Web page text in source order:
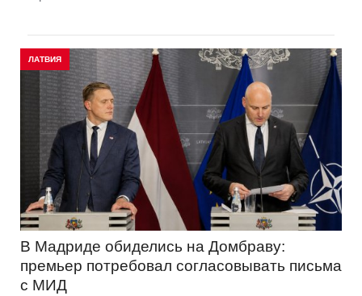
ЛАТВИЯ
В Мадриде обиделись на Домбраву:
премьер потребовал согласовывать письма
с МИД